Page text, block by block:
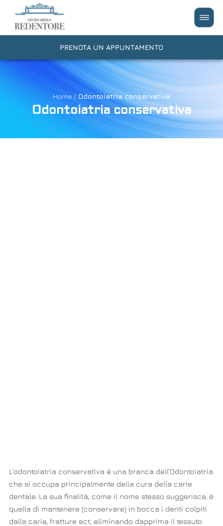
PRENOTA UN APPUNTAMENTO
Home / Odontoiatria conservativa
Odontoiatria conservativa
L’odontoiatria conservativa è una branca dell’Odontoiatria
che si occupa principalmente della cura della carie
dentale. La sua finalità, come il nome stesso suggerisce, è
quella di mantenere (conservare) in bocca i denti colpiti
dalla carie, fratture ect, eliminando dapprima il tessuto